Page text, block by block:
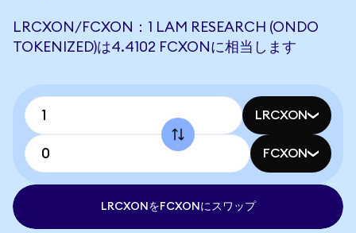
LRCXON/FCXON：1 LAM RESEARCH (ONDO
TOKENIZED)は4.4102 FCXONに相当します
LRCXON
FCXON
LRCXONをFCXONにスワップ